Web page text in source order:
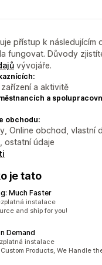
přístup k následujícím
fungovat. Důvody
vývojáře.
a aktivitě
a
obchodu:
Online obchod, vlastní
ostatní údaje
je tato
Much Faster
2551
instalace
and ship for you!
Demand
4317
instalace
Products, We Handle